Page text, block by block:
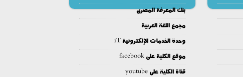
بنك المعرفة المصرى
مجمع اللغة العربية
وحدة الخدمات الإلكترونية iT
موقع الكلية على facebook
قناة الكلية على youtube